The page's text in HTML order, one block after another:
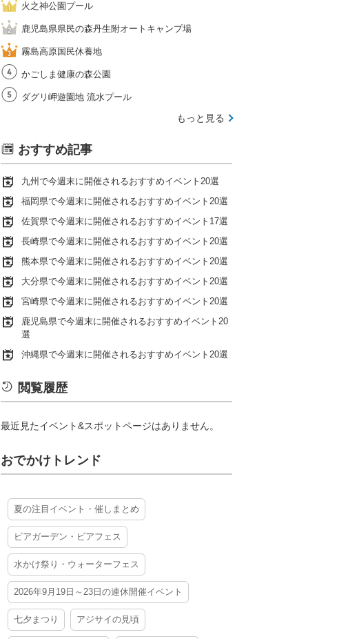
火之神公園プール
鹿児島県県民の森丹生附オートキャンプ場
霧島高原国民休養地
かごしま健康の森公園
ダグリ岬遊園地 流水プール
もっと見る
おすすめ記事
九州で今週末に開催されるおすすめイベント20選
福岡県で今週末に開催されるおすすめイベント20選
佐賀県で今週末に開催されるおすすめイベント17選
長崎県で今週末に開催されるおすすめイベント20選
熊本県で今週末に開催されるおすすめイベント20選
大分県で今週末に開催されるおすすめイベント20選
宮崎県で今週末に開催されるおすすめイベント20選
鹿児島県で今週末に開催されるおすすめイベント20
選
沖縄県で今週末に開催されるおすすめイベント20選
閲覧履歴
最近見たイベント&スポットページはありません。
おでかけトレンド
夏の注目イベント・催しまとめ
ビアガーデン・ビアフェス
水かけ祭り・ウォーターフェス
2026年9月19日～23日の連休開催イベント
七夕まつり アジサイの見頃